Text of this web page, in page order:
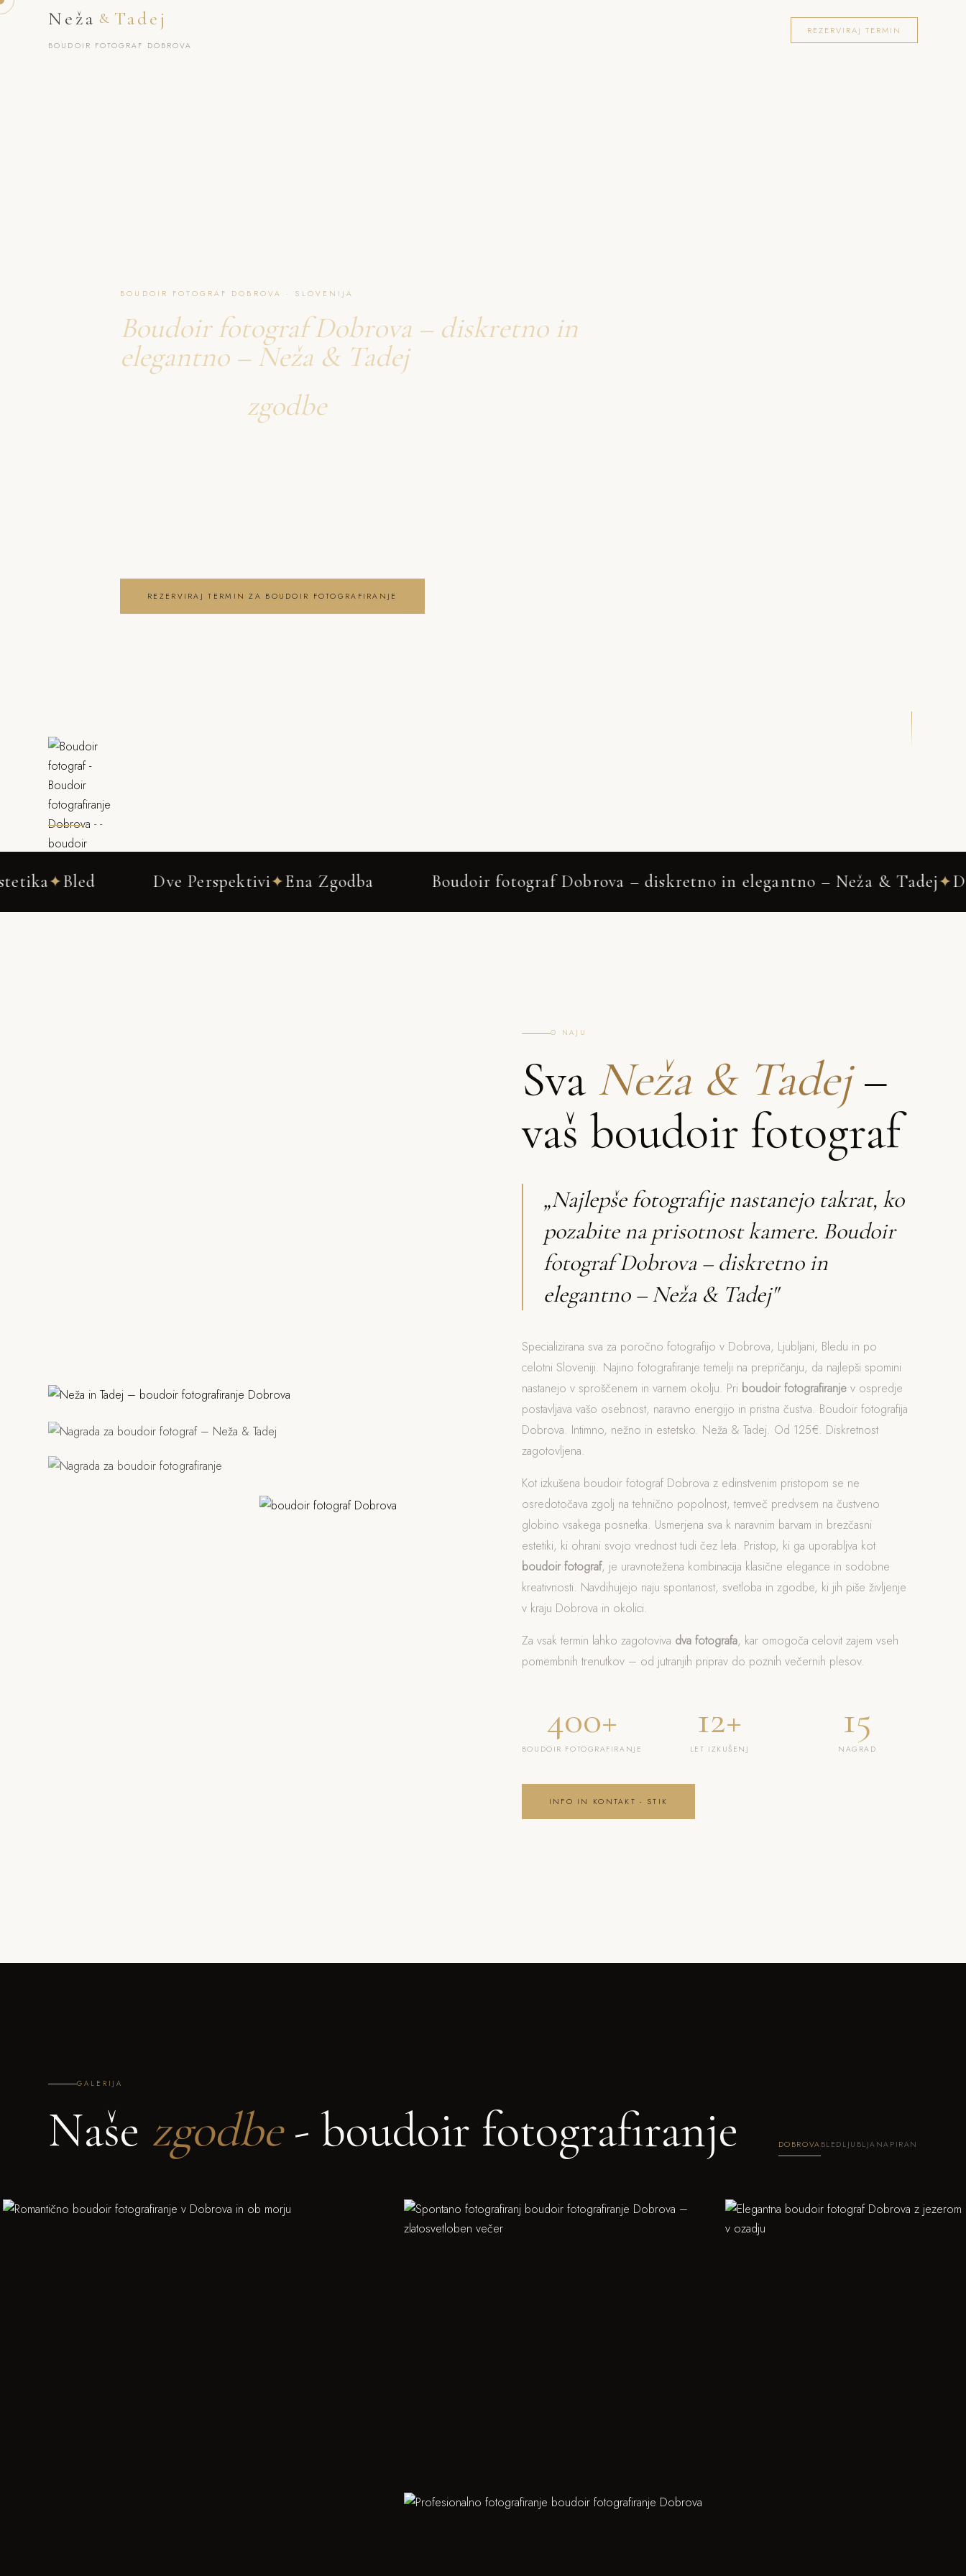
Neža & Tadej
BOUDOIR FOTOGRAF DOBROVA
REZERVIRAJ TERMIN
BOUDOIR FOTOGRAF DOBROVA · SLOVENIJA
Boudoir fotograf Dobrova – diskretno in
elegantno – Neža & Tadej
zgodbe
o boudoir fotografiranje Dobrova
REZERVIRAJ TERMIN ZA BOUDOIR FOTOGRAFIRANJE
Dve Perspektivi✦Ena Zgodba Boudoir fotograf Dobrova – diskretno in elegantno – Neža & Tadej✦ Dobrova
O NAJU
Sva Neža & Tadej–
vaš boudoir fotograf
„Najlepše fotografije nastanejo takrat, ko
pozabite na prisotnost kamere. Boudoir
fotograf Dobrova – diskretno in
elegantno – Neža & Tadej"
Specializirana sva za poročno fotografijo v Dobrova, Ljubljani, Bledu in po
celotni Sloveniji. Najino fotografiranje temelji na prepričanju, da najlepši spomini
nastanejo v sproščenem in varnem okolju. Pri boudoir fotografiranjev ospredje
postavljava vašo osebnost, naravno energijo in pristna čustva. Boudoir fotografija
Dobrova. Intimno, nežno in estetsko. Neža & Tadej. Od 125€. Diskretnost
zagotovljena.
Kot izkušena boudoir fotograf Dobrova z edinstvenim pristopom se ne
osredotočava zgolj na tehnično popolnost, temveč predvsem na čustveno
globino vsakega posnetka. Usmerjena sva k naravnim barvam in brezčasni
estetiki, ki ohrani svojo vrednost tudi čez leta. Pristop, ki ga uporabljva kot
boudoir fotograf, je uravnotežena kombinacija klasične elegance in sodobne
kreativnosti. Navdihujejo naju spontanost, svetloba in zgodbe, ki jih piše življenje
v kraju Dobrova in okolici.
Za vsak termin lahko zagotoviva dva fotografa, kar omogoča celovit zajem vseh
pomembnih trenutkov – od jutranjih priprav do poznih večernih plesov.
400+
BOUDOIR FOTOGRAFIRANJE
12+
LET IZKUŠENJ
15
NAGRAD
INFO IN KONTAKT - STIK
GALERIJA
Naše zgodbe- boudoir fotografiranje DOBROVA BLED LJUBLJANA PIRAN